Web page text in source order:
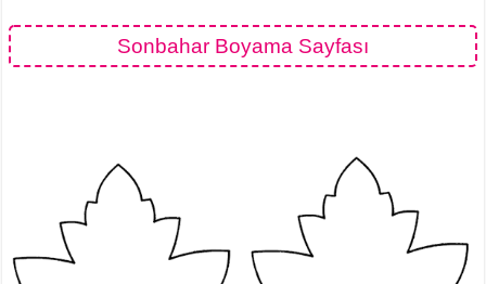
Sonbahar Boyama Sayfası